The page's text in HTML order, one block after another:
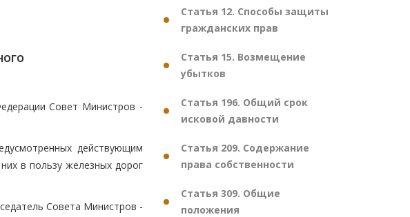
Совет Министров -
действующим
в пользу железных дорог
Совета Министров -
Статья 12. Способы защиты
гражданских прав
Статья 15. Возмещение
убытков
Статья 196. Общий срок
исковой давности
Статья 209. Содержание
права собственности
Статья 309. Общие
положения